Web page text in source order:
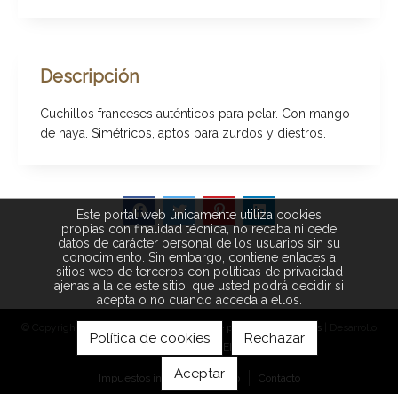
Descripción
Cuchillos franceses auténticos para pelar. Con mango
de haya. Simétricos, aptos para zurdos y diestros.
Política de privacidad Cookies
web:Software DELSOL
Impuestos incluidos Inicio Contacto
Este portal web únicamente utiliza cookies
propias con finalidad técnica, no recaba ni cede
datos de carácter personal de los usuarios sin su
conocimiento. Sin embargo, contiene enlaces a
sitios web de terceros con políticas de privacidad
ajenas a la de este sitio, que usted podrá decidir si
acepta o no cuando acceda a ellos.
Política de cookies Rechazar
Aceptar